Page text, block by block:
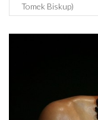
Tomek Biskup)